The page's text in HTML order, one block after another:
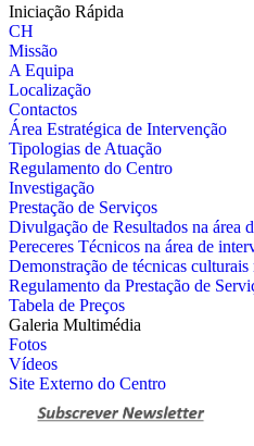
Iniciação Rápida
CH
Missão
A Equipa
Localização
Contactos
Área Estratégica de Intervenção
Tipologias de Atuação
Regulamento do Centro
Investigação
Prestação de Serviços
Divulgação de Resultados na área
Pereceres Técnicos na área de
Demonstração de técnicas
Regulamento da Prestação de
Tabela de Preços
Galeria Multimédia
Fotos
Vídeos
Site Externo do Centro